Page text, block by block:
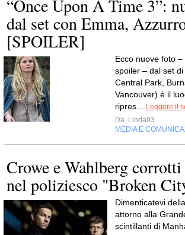
“Once Upon A Time 3”:
dal set con Emma,
[SPOILER]
Ecco nuove foto
spoiler – dal set di
Central Park,
Vancouver) è il
ripres...
Leggere il
Da Linda93
MEDIA E
Crowe e Wahlberg
nel poliziesco "Broken
Dimenticatevi
attorno alla
scintillanti di